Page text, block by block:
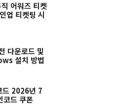
어워즈 티켓
업 티켓팅 시
다운로드 및
설치 방법
드 2026년 7
코드 쿠폰